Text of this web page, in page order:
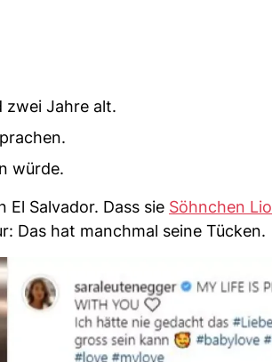
zwei Jahre alt.
würde.
El Salvador. Dass sie Söhnchen Lio
Das hat manchmal seine Tücken.